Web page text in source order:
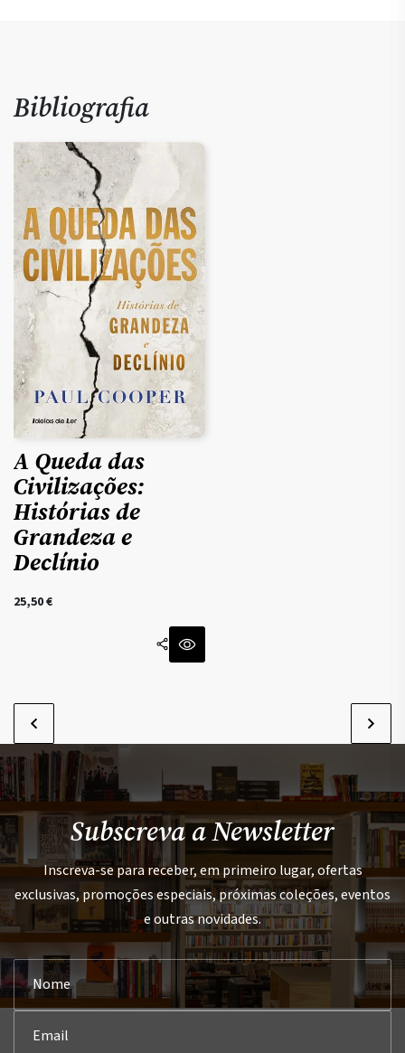
Bibliografia
A Queda das
Civilizações:
Histórias de
Grandeza e
Declínio
25,50€
Subscreva a Newsletter
Inscreva-se para receber, em primeiro lugar, ofertas
exclusivas, promoções especiais, próximas coleções, eventos
e outras novidades.